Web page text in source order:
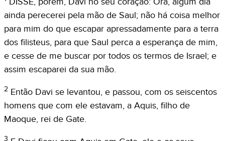
ainda perecerei pela mão de Saul; não há coisa melhor
para mim do que escapar apressadamente para a terra
dos filisteus, para que Saul perca a esperança de mim,
e cesse de me buscar por todos os termos de Israel; e
assim escaparei da sua mão.
2 Então Davi se levantou, e passou, com os seiscentos
homens que com ele estavam, a Aquis, filho de
Maoque, rei de Gate.
3